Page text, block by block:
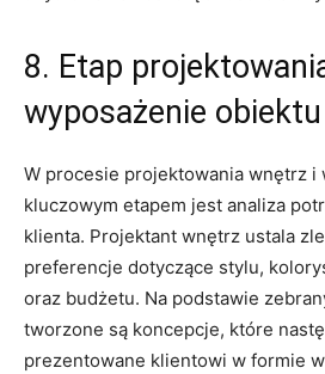
8. ⁣Etap‍
wyposażenie obiektu
W procesie projektowania wnętrz i
⁤kluczowym etapem jest analiza
klienta. Projektant ‍wnętrz ustala​
preferencje dotyczące‌ stylu,‍
oraz budżetu. Na podstawie
⁢tworzone ⁤są koncepcje, które
prezentowane klientowi w ⁣formie